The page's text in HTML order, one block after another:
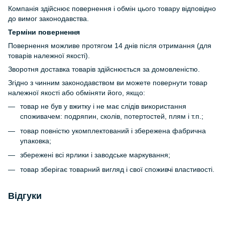
Компанія здійснює повернення і обмін цього товару відповідно
до вимог законодавства.
Терміни повернення
Повернення можливе протягом 14 днів після отримання (для
товарів належної якості).
Зворотня доставка товарів здійснюється за домовленістю.
Згідно з чинним законодавством ви можете повернути товар
належної якості або обміняти його, якщо:
товар не був у вжитку і не має слідів використання
споживачем: подряпин, сколів, потертостей, плям і т.п.;
товар повністю укомплектований і збережена фабрична
упаковка;
збережені всі ярлики і заводське маркування;
товар зберігає товарний вигляд і свої споживчі властивості.
Відгуки